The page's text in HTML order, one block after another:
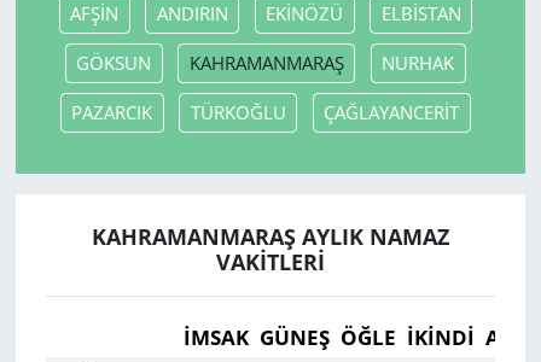
AFŞİN ANDIRIN EKİNÖZÜ ELBİSTAN
GÖKSUN KAHRAMANMARAŞ NURHAK
PAZARCIK TÜRKOĞLU ÇAĞLAYANCERİT
KAHRAMANMARAŞ AYLIK NAMAZ
VAKITLERI
İMSAK GÜNEŞ ÖĞLE İKINDI